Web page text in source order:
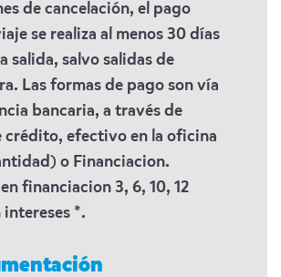
de cancelación, el pago
se realiza al menos 30 días
salida, salvo salidas de
Las formas de pago son vía
bancaria, a través de
crédito, efectivo en la oficina
o Financiacion.
financiacion 3, 6, 10, 12
intereses *.